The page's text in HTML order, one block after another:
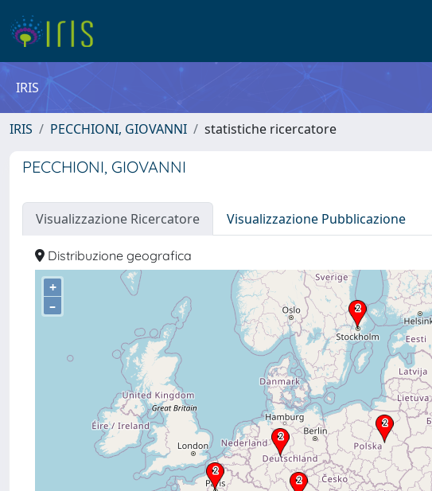
IRIS
IRIS PECCHIONI, GIOVANNI statistiche ricercatore
PECCHIONI, GIOVANNI
Visualizzazione Ricercatore Visualizzazione Pubblicazione
Distribuzione geografica
+
–